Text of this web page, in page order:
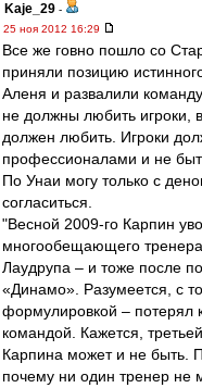
Kaje_29 -
25 ноя 2012 16:29
Все же говно пошло со
приняли позицию
Аленя и развалили
не должны любить игроки,
должен любить. Игроки
профессионалами и не
По Унаи могу только с
согласиться.
"Весной 2009-го Карпин
многообещающего
Лаудрупа – и тоже после
«Динамо». Разумеется, с
формулировкой – потерял
командой. Кажется,
Карпина может и не быть.
почему ни один тренер не